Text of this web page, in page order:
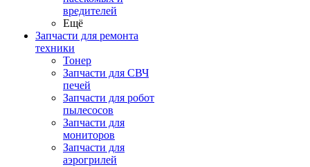
вредителей
Ещё
Запчасти для ремонта
техники
Тонер
Запчасти для СВЧ
печей
Запчасти для робот
пылесосов
Запчасти для
мониторов
Запчасти для
аэрогрилей